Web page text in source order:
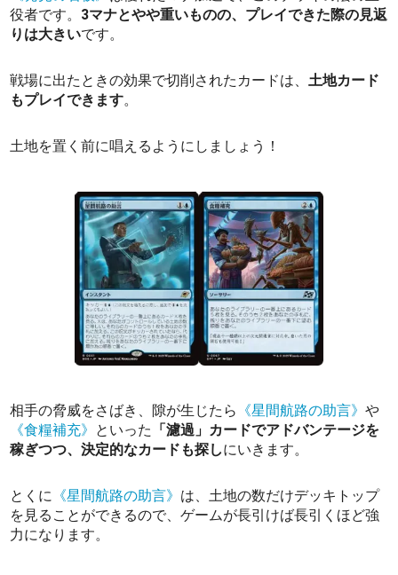
役者です。 3マナとやや重いものの、プレイできた際の見返
りは大きいです。
戦場に出たときの効果で切削されたカードは、土地カード
もプレイできます。
土地を置く前に唱えるようにしましょう！
相手の脅威をさばき、隙が生じたら 《星間航路の助言》や
《食糧補充》 といった 「濾過」カードでアドバンテージを
稼ぎつつ、決定的なカードも探しにいきます。
とくに 《星間航路の助言》 は、土地の数だけデッキトップ
を見ることができるので、ゲームが長引けば長引くほど強
力になります。